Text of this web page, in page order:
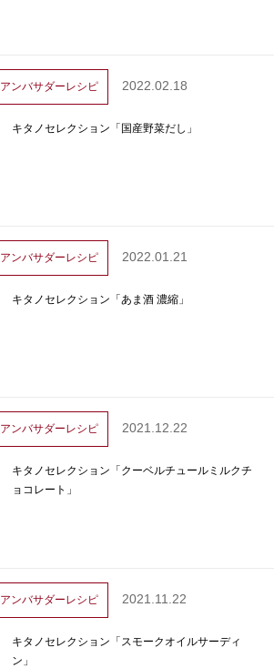
アンバサダーレシピ 2022.02.18
キタノセレクション「国産野菜だし」
アンバサダーレシピ 2022.01.21
キタノセレクション「あま酒 濃縮」
アンバサダーレシピ 2021.12.22
キタノセレクション「クーベルチュールミルクチ
ョコレート」
アンバサダーレシピ 2021.11.22
キタノセレクション「スモークオイルサーディ
ン」